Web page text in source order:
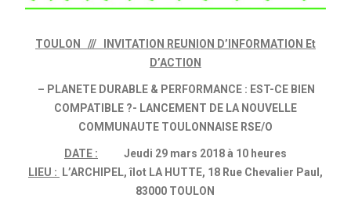
TOULON /// INVITATION REUNION D’INFORMATION Et
D’ACTION
– PLANETE DURABLE & PERFORMANCE : EST-CE BIEN
COMPATIBLE ?- LANCEMENT DE LA NOUVELLE
COMMUNAUTE TOULONNAISE RSE/O
DATE : Jeudi 29 mars 2018 à 10 heures
LIEU :
L’ARCHIPEL, îlot LA HUTTE, 18 Rue Chevalier Paul,
83000 TOULON